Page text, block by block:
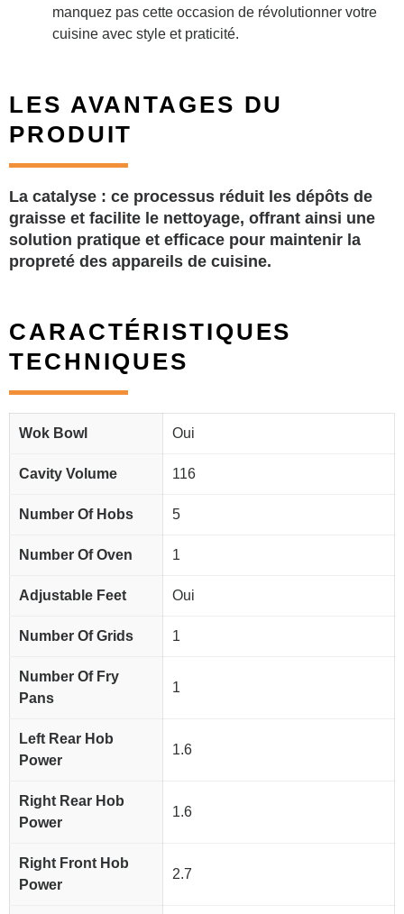
manquez pas cette occasion de révolutionner votre
cuisine avec style et praticité.
LES AVANTAGES DU
PRODUIT
La catalyse : ce processus réduit les dépôts de
graisse et facilite le nettoyage, offrant ainsi une
solution pratique et efficace pour maintenir la
propreté des appareils de cuisine.
CARACTÉRISTIQUES
TECHNIQUES
Wok Bowl Oui
Cavity Volume 116
Number Of Hobs 5
Number Of Oven 1
Adjustable Feet Oui
Number Of Grids 1
Number Of Fry
Pans
1
Left Rear Hob
Power
1.6
Right Rear Hob
Power
1.6
Right Front Hob
Power
2.7